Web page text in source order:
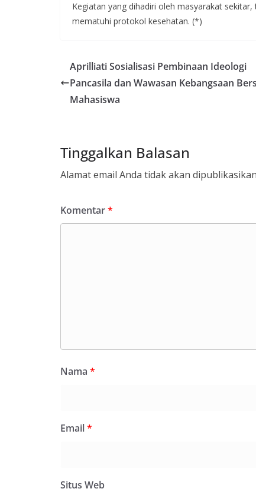
Kegiatan yang dihadiri oleh masyarakat
mematuhi protokol kesehatan. (*)
Aprilliati Sosialisasi Pembinaan Ideologi
Pancasila dan Wawasan Kebangsaan
Mahasiswa
Tinggalkan Balasan
Alamat email Anda tidak akan
Komentar*
Nama *
Email*
Situs Web